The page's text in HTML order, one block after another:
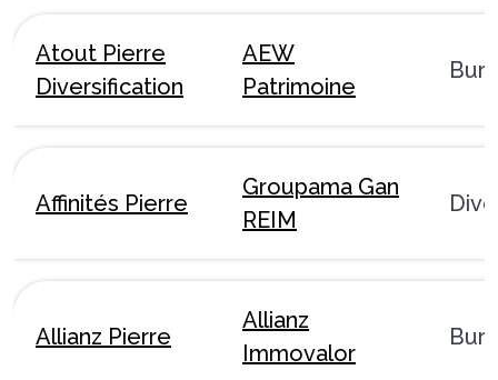
Atout Pierre
Diversification
AEW
Patrimoine
Affinités Pierre
Groupama Gan
REIM
Allianz Pierre
Allianz
Immovalor